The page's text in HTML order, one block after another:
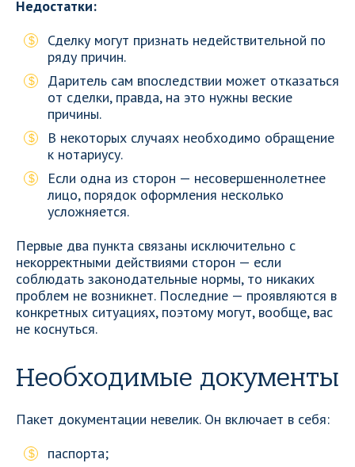
Недостатки:
Сделку могут признать недействительной по
ряду причин.
Даритель сам впоследствии может отказаться
от сделки, правда, на это нужны веские
причины.
В некоторых случаях необходимо обращение
к нотариусу.
Если одна из сторон — несовершеннолетнее
лицо, порядок оформления несколько
усложняется.
Первые два пункта связаны исключительно с
некорректными действиями сторон — если
соблюдать законодательные нормы, то никаких
проблем не возникнет. Последние — проявляются в
конкретных ситуациях, поэтому могут, вообще, вас
не коснуться.
Необходимые документы
Пакет документации невелик. Он включает в себя:
паспорта;